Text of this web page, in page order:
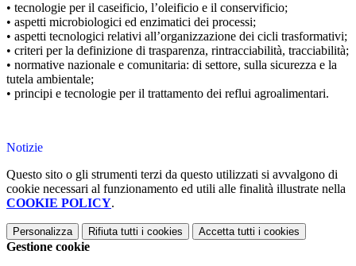
• tecnologie per il caseificio, l’oleificio e il conservificio;
• aspetti microbiologici ed enzimatici dei processi;
• aspetti tecnologici relativi all’organizzazione dei cicli trasformativi;
• criteri per la definizione di trasparenza, rintracciabilità, tracciabilità;
• normative nazionale e comunitaria: di settore, sulla sicurezza e la
tutela ambientale;
• principi e tecnologie per il trattamento dei reflui agroalimentari.
Notizie
Questo sito o gli strumenti terzi da questo utilizzati si avvalgono di
cookie necessari al funzionamento ed utili alle finalità illustrate nella
COOKIE POLICY.
Personalizza Rifiuta tutti i cookies Accetta tutti i cookies
Gestione cookie